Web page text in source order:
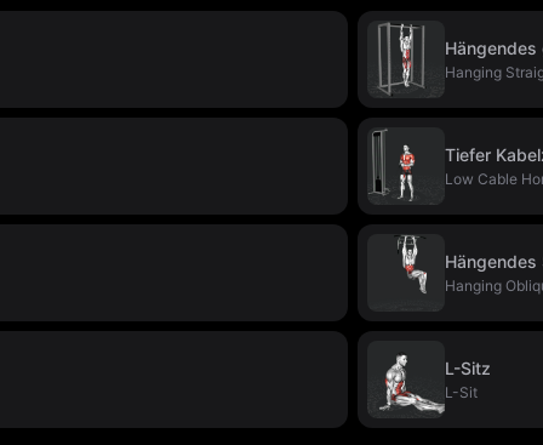
Hängendes
Hanging
Tiefer
Low Cable
Hängendes
Hanging
L-Sitz
L-Sit